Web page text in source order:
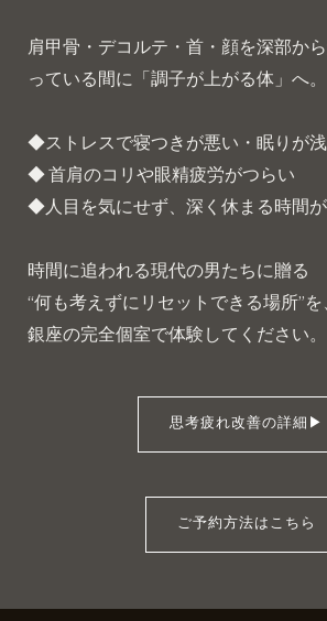
肩甲骨・デコルテ・首・顔を深部か
っている間に「調子が上がる体」へ。
◆ストレスで寝つきが悪い・眠りが
◆ 首肩のコリや眼精疲労がつらい
◆人目を気にせず、深く休まる時間
時間に追われる現代の男たちに贈る
“何も考えずにリセットできる場所”を
銀座の完全個室で体験してください。
思考疲れ改善の詳細▶︎
ご予約方法はこちら